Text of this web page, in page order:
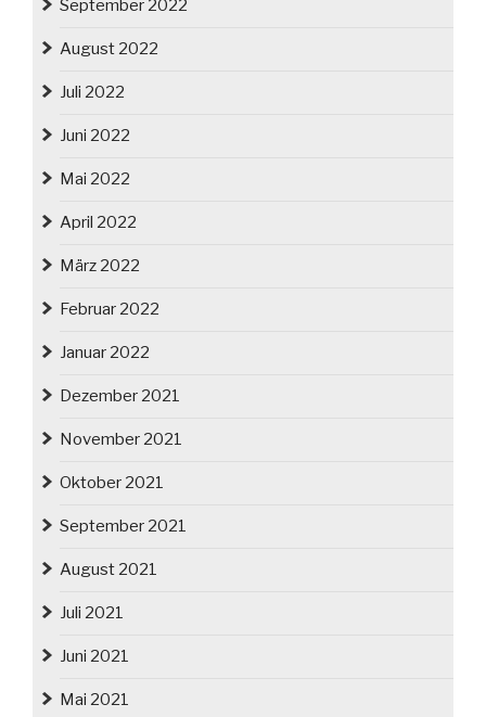
September 2022
August 2022
Juli 2022
Juni 2022
Mai 2022
April 2022
März 2022
Februar 2022
Januar 2022
Dezember 2021
November 2021
Oktober 2021
September 2021
August 2021
Juli 2021
Juni 2021
Mai 2021